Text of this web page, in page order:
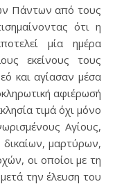
Πάντων από τους
ότι η
μία ημέρα
εκείνους τους
και αγίασαν μέσα
αφιέρωσή
τιμά όχι μόνο
Αγίους,
μαρτύρων,
οι οποίοι με τη
την έλευση του